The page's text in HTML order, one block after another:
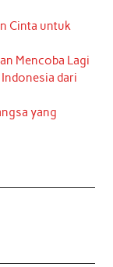
Cinta untuk
Mencoba Lagi
dari
yang